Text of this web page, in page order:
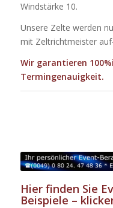
Windstärke 10.
Unsere Zelte werden
mit Zeltrichtmeister
Wir garantieren
Termingenauigkeit.
Hier finden Sie
Beispiele –